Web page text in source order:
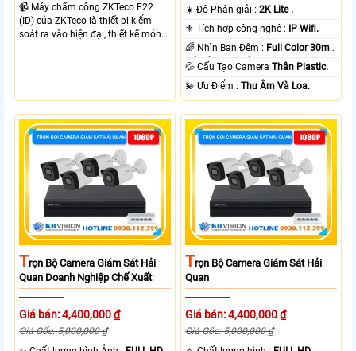
📹 Máy chấm công ZKTeco F22
(ID) của ZKTeco là thiết bị kiểm
soát ra vào hiện đại, thiết kế mỏng
quả vận hành và đảm bảo an ninh.
☀️ Độ Phân giải :2K Lite .
⚜️ Tích hợp công nghệ : IP Wifi.
🌈 Nhìn Ban Đêm : Full Color 30m
Có Màu Ban Ðêm.
💦 Cấu Tạo CameraThân Plastic.
️💫 Ưu Điểm :Thu Âm Và Loa.
TRọn Bộ Camera Giám Sát Hải
Quan Doanh Nghiệp Chế Xuất
Giá bán: 4,400,000 ₫
Giá Gốc: 5,000,000 ₫
TRọn Bộ Camera Giám Sát Hải
Quan
Giá bán: 4,400,000 ₫
Giá Gốc: 5,000,000 ₫